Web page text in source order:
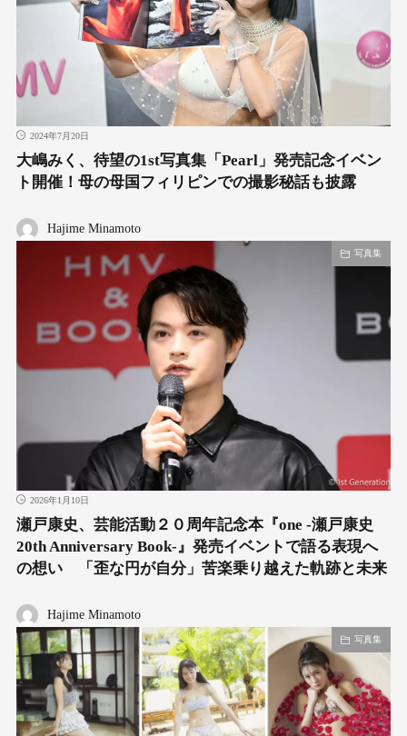
2024年7月20日
大嶋みく、待望の1st写真集「Pearl」発売記念イベン
ト開催！母の母国フィリピンでの撮影秘話も披露
Hajime Minamoto
写真集
2026年1月10日
瀬戸康史、芸能活動２０周年記念本『one -瀬戸康史
20th Anniversary Book‐』発売イベントで語る表現へ
の想い 「歪な円が自分」苦楽乗り越えた軌跡と未来
Hajime Minamoto
写真集